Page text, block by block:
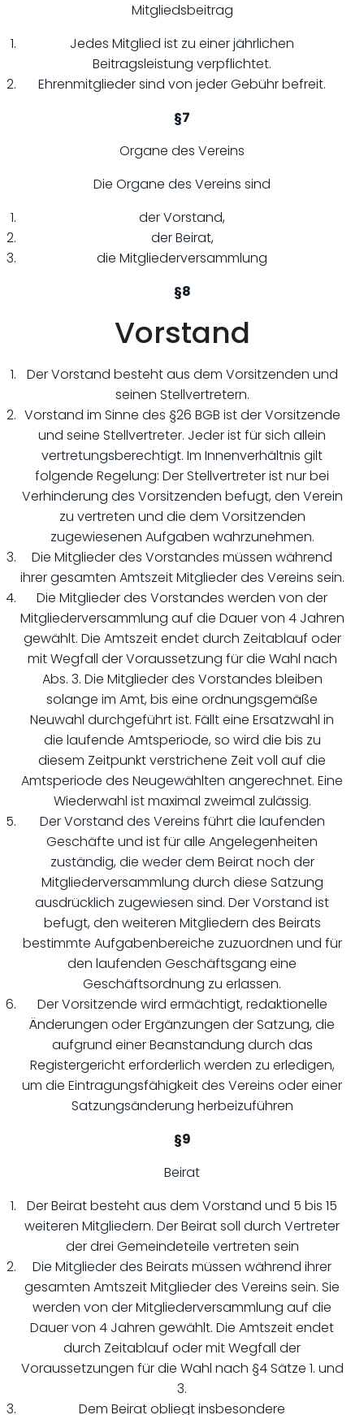
Mitgliedsbeitrag
Jedes Mitglied ist zu einer jährlichen
Beitragsleistung verpflichtet.
Ehrenmitglieder sind von jeder Gebühr befreit.
§7
Organe des Vereins
Die Organe des Vereins sind
der Vorstand,
der Beirat,
die Mitgliederversammlung
§8
Vorstand
Der Vorstand besteht aus dem Vorsitzenden und
seinen Stellvertretern.
Vorstand im Sinne des §26 BGB ist der Vorsitzende
und seine Stellvertreter. Jeder ist für sich allein
vertretungsberechtigt. Im Innenverhältnis gilt
folgende Regelung: Der Stellvertreter ist nur bei
Verhinderung des Vorsitzenden befugt, den Verein
zu vertreten und die dem Vorsitzenden
zugewiesenen Aufgaben wahrzunehmen.
Die Mitglieder des Vorstandes müssen während
ihrer gesamten Amtszeit Mitglieder des Vereins sein.
Die Mitglieder des Vorstandes werden von der
Mitgliederversammlung auf die Dauer von 4 Jahren
gewählt. Die Amtszeit endet durch Zeitablauf oder
mit Wegfall der Voraussetzung für die Wahl nach
Abs. 3. Die Mitglieder des Vorstandes bleiben
solange im Amt, bis eine ordnungsgemäße
Neuwahl durchgeführt ist. Fällt eine Ersatzwahl in
die laufende Amtsperiode, so wird die bis zu
diesem Zeitpunkt verstrichene Zeit voll auf die
Amtsperiode des Neugewählten angerechnet. Eine
Wiederwahl ist maximal zweimal zulässig.
Der Vorstand des Vereins führt die laufenden
Geschäfte und ist für alle Angelegenheiten
zuständig, die weder dem Beirat noch der
Mitgliederversammlung durch diese Satzung
ausdrücklich zugewiesen sind. Der Vorstand ist
befugt, den weiteren Mitgliedern des Beirats
bestimmte Aufgabenbereiche zuzuordnen und für
den laufenden Geschäftsgang eine
Geschäftsordnung zu erlassen.
Der Vorsitzende wird ermächtigt, redaktionelle
Änderungen oder Ergänzungen der Satzung, die
aufgrund einer Beanstandung durch das
Registergericht erforderlich werden zu erledigen,
um die Eintragungsfähigkeit des Vereins oder einer
Satzungsänderung herbeizuführen
§9
Beirat
Der Beirat besteht aus dem Vorstand und 5 bis 15
weiteren Mitgliedern. Der Beirat soll durch Vertreter
der drei Gemeindeteile vertreten sein
Die Mitglieder des Beirats müssen während ihrer
gesamten Amtszeit Mitglieder des Vereins sein. Sie
werden von der Mitgliederversammlung auf die
Dauer von 4 Jahren gewählt. Die Amtszeit endet
durch Zeitablauf oder mit Wegfall der
Voraussetzungen für die Wahl nach §4 Sätze 1. und
3.
Dem Beirat obliegt insbesondere